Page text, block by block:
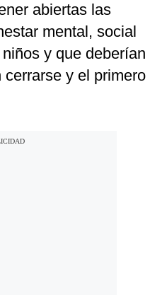
abiertas las
mental, social
y que deberían
y el primero